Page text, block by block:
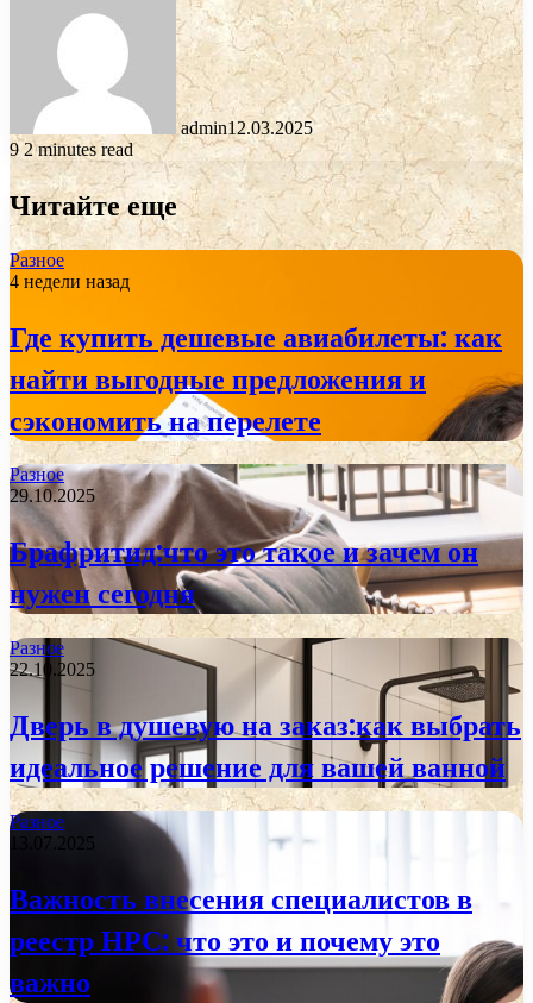
admin12.03.2025
9 2 minutes read
Читайте еще
Разное
4 недели назад
Где купить дешевые авиабилеты: как
найти выгодные предложения и
сэкономить на перелете
Разное
29.10.2025
Брафритид:что это такое и зачем он
нужен сегодня
Разное
22.10.2025
Дверь в душевую на заказ:как выбрать
идеальное решение для вашей ванной
Разное
13.07.2025
Важность внесения специалистов в
реестр НРС: что это и почему это
важно